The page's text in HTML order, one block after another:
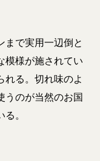
まで実用一辺倒と
模様が施されてい
れる。切れ味のよ
うのが当然のお国
。